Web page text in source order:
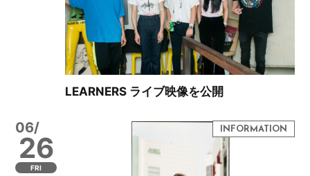
LEARNERS ライブ映像を公開
06/
26
FRI